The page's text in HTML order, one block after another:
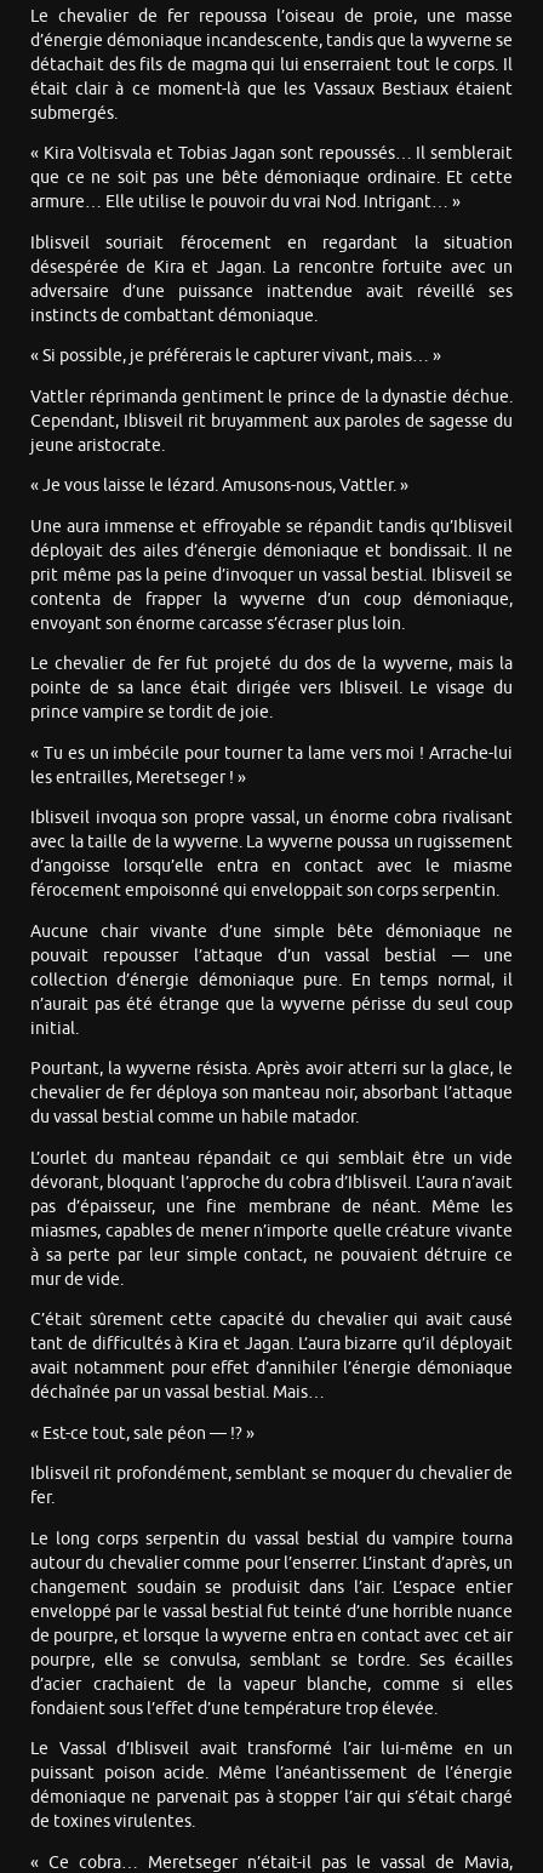
Le chevalier de fer repoussa l’oiseau de proie, une masse
d’énergie démoniaque incandescente, tandis que la wyverne se
détachait des fils de magma qui lui enserraient tout le corps. Il
était clair à ce moment-là que les Vassaux Bestiaux étaient
submergés.
« Kira Voltisvala et Tobias Jagan sont repoussés… Il semblerait
que ce ne soit pas une bête démoniaque ordinaire. Et cette
armure… Elle utilise le pouvoir du vrai Nod. Intrigant… »
Iblisveil souriait férocement en regardant la situation
désespérée de Kira et Jagan. La rencontre fortuite avec un
adversaire d’une puissance inattendue avait réveillé ses
instincts de combattant démoniaque.
« Si possible, je préférerais le capturer vivant, mais… »
Vattler réprimanda gentiment le prince de la dynastie déchue.
Cependant, Iblisveil rit bruyamment aux paroles de sagesse du
jeune aristocrate.
« Je vous laisse le lézard. Amusons-nous, Vattler. »
Une aura immense et effroyable se répandit tandis qu’Iblisveil
déployait des ailes d’énergie démoniaque et bondissait. Il ne
prit même pas la peine d’invoquer un vassal bestial. Iblisveil se
contenta de frapper la wyverne d’un coup démoniaque,
envoyant son énorme carcasse s’écraser plus loin.
Le chevalier de fer fut projeté du dos de la wyverne, mais la
pointe de sa lance était dirigée vers Iblisveil. Le visage du
prince vampire se tordit de joie.
« Tu es un imbécile pour tourner ta lame vers moi ! Arrache-lui
les entrailles, Meretseger ! »
Iblisveil invoqua son propre vassal, un énorme cobra rivalisant
avec la taille de la wyverne. La wyverne poussa un rugissement
d’angoisse lorsqu’elle entra en contact avec le miasme
férocement empoisonné qui enveloppait son corps serpentin.
Aucune chair vivante d’une simple bête démoniaque ne
pouvait repousser l’attaque d’un vassal bestial — une
collection d’énergie démoniaque pure. En temps normal, il
n’aurait pas été étrange que la wyverne périsse du seul coup
initial.
Pourtant, la wyverne résista. Après avoir atterri sur la glace, le
chevalier de fer déploya son manteau noir, absorbant l’attaque
du vassal bestial comme un habile matador.
L’ourlet du manteau répandait ce qui semblait être un vide
dévorant, bloquant l’approche du cobra d’Iblisveil. L’aura n’avait
pas d’épaisseur, une fine membrane de néant. Même les
miasmes, capables de mener n’importe quelle créature vivante
à sa perte par leur simple contact, ne pouvaient détruire ce
mur de vide.
C’était sûrement cette capacité du chevalier qui avait causé
tant de difficultés à Kira et Jagan. L’aura bizarre qu’il déployait
avait notamment pour effet d’annihiler l’énergie démoniaque
déchaînée par un vassal bestial. Mais…
« Est-ce tout, sale péon — !? »
Iblisveil rit profondément, semblant se moquer du chevalier de
fer.
Le long corps serpentin du vassal bestial du vampire tourna
autour du chevalier comme pour l’enserrer. L’instant d’après, un
changement soudain se produisit dans l’air. L’espace entier
enveloppé par le vassal bestial fut teinté d’une horrible nuance
de pourpre, et lorsque la wyverne entra en contact avec cet air
pourpre, elle se convulsa, semblant se tordre. Ses écailles
d’acier crachaient de la vapeur blanche, comme si elles
fondaient sous l’effet d’une température trop élevée.
Le Vassal d’Iblisveil avait transformé l’air lui-même en un
puissant poison acide. Même l’anéantissement de l’énergie
démoniaque ne parvenait pas à stopper l’air qui s’était chargé
de toxines virulentes.
« Ce cobra… Meretseger n’était-il pas le vassal de Mavia,